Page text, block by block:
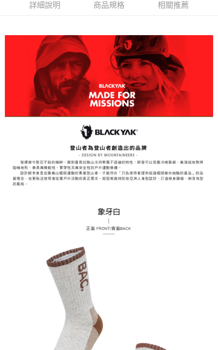
結帳頁面，進行簡訊認證並確認金額後，即可完成結帳。
※ 請注意：結帳手續完成當下不需立刻繳費，但若您需要取消訂單，請聯絡
購買商品的店家。未經商家同意取消之訂單仍視為有效，需透過AFTEE先享
後付繳納相關費用。
※ 交易是否成功請以「AFTEE先享後付 」之結帳頁面顯示為準，若有關於
是否繳費成功／繳費後需取消欲退款等相關疑問，請聯繫「AFTEE先享後付
客戶支援中心」https://netprotections.freshdesk.com/support/home
【注意事項】
１．透過由恩沛科技股份有限公司提供之「AFTEE先享後付」服務完成之交
易，需依本服務之必要範圍內提供個人資料，並將交易相關給付款項請求債
權轉讓予恩沛科技股份有限公司。
２．關於個人資料處理事宜，請瀏覽以下網址：
https://aftee.tw/terms/#terms3
３．未成年的使用者請事先徵得法定代理人或監護人之同意方可使用
「AFTEE先享後付」，若未經同意申辦者引起之損失，本公司不負相關責
任。
４．使用「AFTEE先享後付」時，將依據個別帳號之用戶狀況，依本公司即
５．嚴禁一人註冊多個帳號或使用他人資訊註冊。若發現惡意使用之情形，
恩沛科技股份有限公司將有權停止該用戶之使用額度並採取法律行動。
付款後全家取貨
萊爾富取貨付款
每筆NT$60，滿NT$799(含以上)免運費
付款後萊爾富取貨
每筆NT$60，滿NT$799(含以上)免運費
7-11取貨付款
每筆NT$60，滿NT$799(含以上)免運費
宅配
每筆NT$70，滿NT$799(含以上)免運費
詳細說明 商品規格 相關推薦